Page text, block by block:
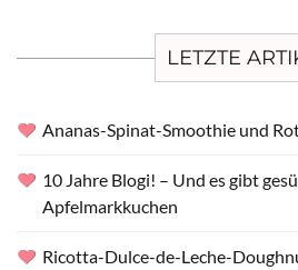
LETZTE
Ananas-Spinat-Smoothie und
10 Jahre Blogi! – Und es gibt
Apfelmarkkuchen
Ricotta-Dulce-de-Leche-